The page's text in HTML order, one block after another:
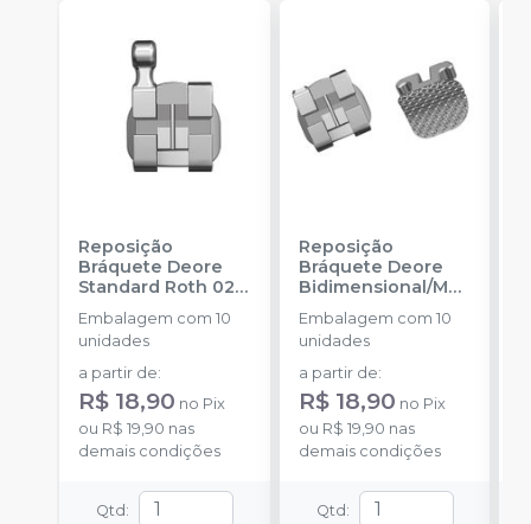
Reposição
Bráquete Deore
Standard Roth 022
INFINITY
ORTHODONTICS
Embalagem com 10
unidades
a partir de:
R$ 18,90 no Pix
ou R$ 19,90 nas
demais condições
Qtd :
Reposição
Bráquete Deore
Bidimensional/MB
T 018
ORTHODONTICS
Embalagem com 10
unidades
a partir de:
R$ 18,90 no Pix
ou R$ 19,90 nas
demais condições
Qtd :